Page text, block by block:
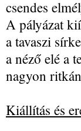
csendes
A pályázat
a tavaszi
a néző elé a
nagyon
Kiállítás és